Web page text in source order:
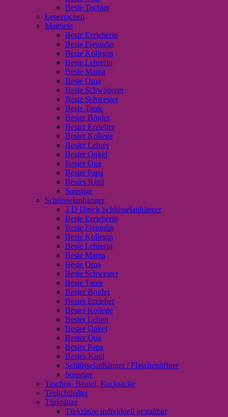
Beste Tochter
Lesezeichen
Magnete
Beste Erzieherin
Beste Freundin
Beste Kollegin
Beste Lehrerin
Beste Mama
Beste Oma
Beste Schwägerin
Beste Schwester
Beste Tante
Bester Bruder
Bester Erzieher
Bester Kollege
Bester Lehrer
Bester Onkel
Bester Opa
Bester Papa
Bestes Kind
Sonstige
Schlüsselanhänger
3 D Druck Schlüsselanhänger
Beste Erzieherin
Beste Freundin
Beste Kollegin
Beste Lehrerin
Beste Mama
Beste Oma
Beste Schwester
Beste Tante
Bester Bruder
Bester Erzieher
Bester Kollege
Bester Lehrer
Bester Onkel
Bester Opa
Bester Papa
Bestes Kind
Schlüsselanhänger / Flaschenöffner
Sonstige
Taschen, Beutel, Rucksäcke
Teelichthalter
Türkränze
Türkränze individuell gestaltbar